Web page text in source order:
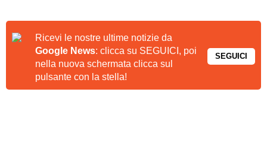
Ricevi le nostre ultime notizie da
Google News: clicca su SEGUICI, poi
nella nuova schermata clicca sul
pulsante con la stella!
SEGUICI